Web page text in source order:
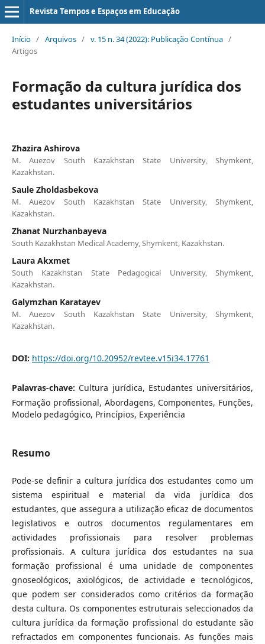
Revista Tempos e Espaços em Educação
Início / Arquivos / v. 15 n. 34 (2022): Publicação Contínua /
Artigos
Formação da cultura jurídica dos
estudantes universitários
Zhazira Ashirova
M. Auezov South Kazakhstan State University, Shymkent,
Kazakhstan.
Saule Zholdasbekova
M. Auezov South Kazakhstan State University, Shymkent,
Kazakhstan.
Zhanat Nurzhanbayeva
South Kazakhstan Medical Academy, Shymkent, Kazakhstan.
Laura Akxmet
South Kazakhstan State Pedagogical University, Shymkent,
Kazakhstan.
Galymzhan Karatayev
M. Auezov South Kazakhstan State University, Shymkent,
Kazakhstan.
DOI: https://doi.org/10.20952/revtee.v15i34.17761
Palavras-chave: Сultura jurídica, Estudantes universitários,
Formação profissional, Abordagens, Componentes, Funções,
Modelo pedagógico, Princípios, Experiência
Resumo
Pode-se definir a cultura jurídica dos estudantes como um
sistema espiritual e material da vida jurídica dos
estudantes, que assegura a utilização eficaz de documentos
legislativos e outros documentos regulamentares em
actividades profissionais para resolver problemas
profissionais. A cultura jurídica dos estudantes na sua
formação profissional é uma unidade de componentes
gnoseológicos, axiológicos, de actividade e tecnológicos,
que podem ser considerados como critérios da formação
desta cultura. Os componentes estruturais seleccionados da
cultura jurídica da formação profissional do estudante são
refractados em componentes funcionais. As funções mais